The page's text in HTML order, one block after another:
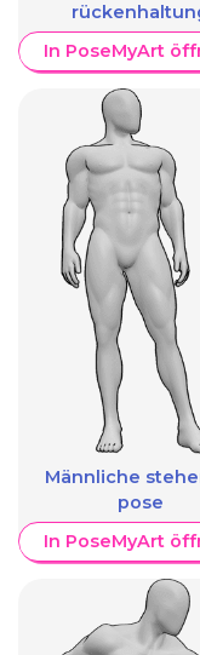
In PoseMyArt
Männliche
pose
In PoseMyArt